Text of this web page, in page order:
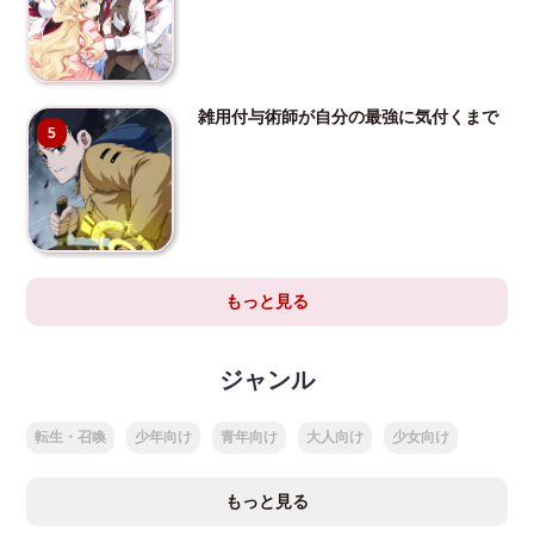
5
雑用付与術師が自分の最強に気付くまで
もっと見る
ジャンル
転生・召喚 少年向け 青年向け 大人向け 少女向け
もっと見る